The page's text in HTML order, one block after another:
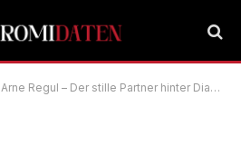
Arne Regul – Der stille Partner hinter Diana Amft: Talentmanager, Ehemann und Einfluss ohne Öffentlichkeit